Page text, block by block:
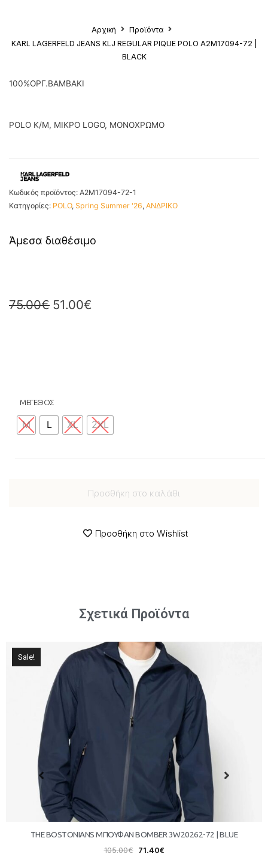
Αρχική
Προϊόντα
KARL LAGERFELD JEANS KLJ REGULAR PIQUE POLO A2M17094-72 |
BLACK
100%ΟΡΓ.ΒΑΜΒΑΚΙ
POLO K/M, ΜΙΚΡΟ LOGO, MONOΧΡΩΜΟ
Κωδικός προϊόντος: A2M17094-72-1
Κατηγορίες: POLO, Spring Summer '26, ΑΝΔΡΙΚΟ
Άμεσα διαθέσιμο
75.00€ 51.00€
ΜΕΓΕΘΟΣ
M L XL 2XL
Προσθήκη στο καλάθι
Προσθήκη στο Wishlist
Σχετικά Προϊόντα
Sale!
THE BOSTONIANS ΜΠΟΥΦΑΝ BOMBER 3W20262-72 | BLUE
105.00€ 71.40€